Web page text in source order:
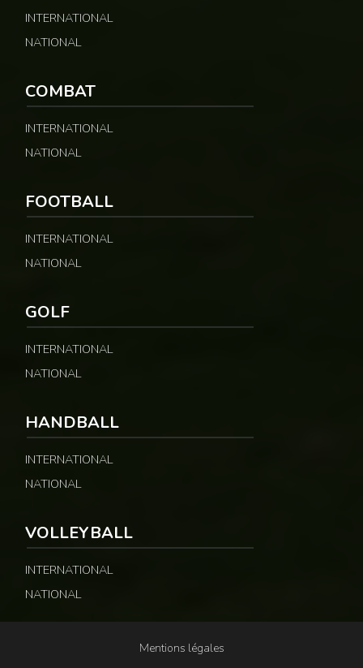
INTERNATIONAL
NATIONAL
COMBAT
INTERNATIONAL
NATIONAL
FOOTBALL
INTERNATIONAL
NATIONAL
GOLF
INTERNATIONAL
NATIONAL
HANDBALL
INTERNATIONAL
NATIONAL
VOLLEYBALL
INTERNATIONAL
NATIONAL
Mentions légales